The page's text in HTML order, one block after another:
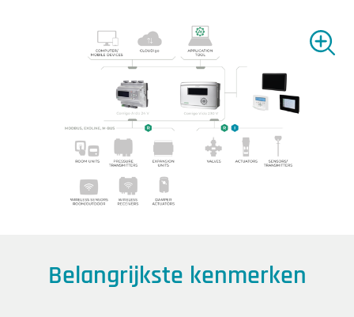
Grote
Belangrijkste kenmerken